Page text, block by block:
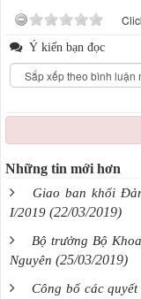
Ý kiến bạn đọc
Những tin mới hơn
Giao ban khối
I/2019 (22/03/2019)
Bộ trưởng Bộ
Nguyên (25/03/2019)
Công bố các